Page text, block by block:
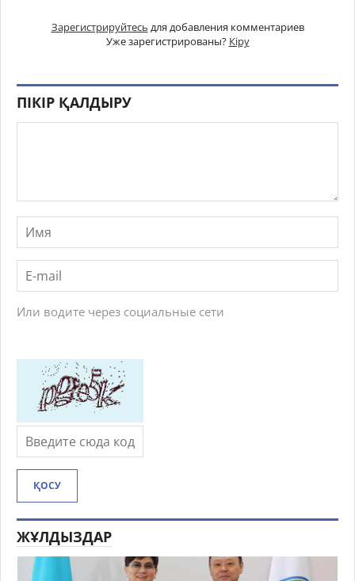
Зарегистрируйтесь для добавления комментариев
Уже зарегистрированы? Кіру
ПІКІР ҚАЛДЫРУ
Или водите через социальные сети
ҚОСУ
ЖҰЛДЫЗДАР